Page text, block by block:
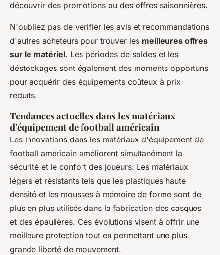
découvrir des promotions ou des offres saisonnières.
N'oubliez pas de vérifier les avis et recommandations
d'autres acheteurs pour trouver les meilleures offres
sur le matériel. Les périodes de soldes et les
déstockages sont également des moments opportuns
pour acquérir des équipements coûteux à prix
réduits.
Tendances actuelles dans les matériaux
d'équipement de football américain
Les innovations dans les matériaux d'équipement de
football américain améliorent simultanément la
sécurité et le confort des joueurs. Les matériaux
légers et résistants tels que les plastiques haute
densité et les mousses à mémoire de forme sont de
plus en plus utilisés dans la fabrication des casques
et des épaulières. Ces évolutions visent à offrir une
meilleure protection tout en permettant une plus
grande liberté de mouvement.